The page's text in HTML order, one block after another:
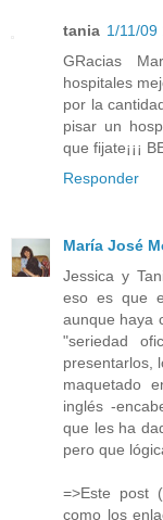
tania 1/11/09
GRacias
hospitales
por la
pisar un
que fijate¡¡¡
Responder
María José
Jessica y
eso es que
aunque haya
"seriedad
presentarlos,
maquetado
inglés -
que les ha
pero que
=>Este post
como los